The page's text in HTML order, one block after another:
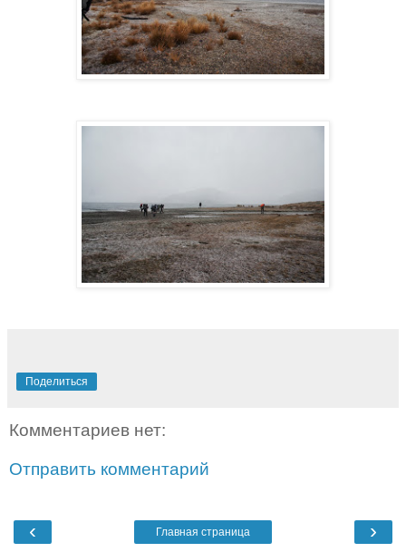
Поделиться
Комментариев нет:
Отправить комментарий
‹ ›
Главная страница